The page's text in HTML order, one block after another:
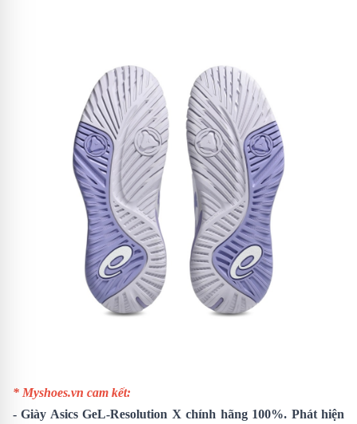
* Myshoes.vn cam kết:
-Giày Asics GeL-Resolution X chính hãng 100%. Phát hiện